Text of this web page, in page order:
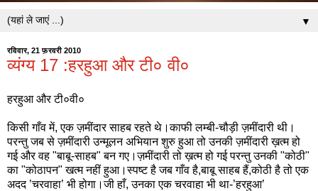
▼
रविवार, 21 फ़रवरी 2010
व्यंग्य 17 :हरहुआ और टी० वी०
हरहुआ और टी०वी०
किसी गाँव में, एक ज़मींदार साहब रहते थे।काफी लम्बी-चौड़ी ज़मींदारी थी।
परन्तु जब से ज़मींदारी उन्मूलन अभियान शुरु हुआ तो उनकी ज़मींदारी ख़त्म हो
गई और वह "बाबू-साहब" बन गए।ज़मींदारी तो ख़त्म हो गई परन्तु उनकी "कोठी"
का "कोठापन" खत्म नहीं हुआ।स्पष्ट है जब गाँव है,बाबू साहब हैं,कोठी है तो एक
अदद ’चरवाहा’ भी होगा।जी हाँ, उनका एक चरवाहा भी था-’हरहुआ’